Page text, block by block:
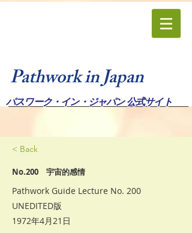
Pathwork in Japan
パスワーク・イン・ジャパン 公式サイト
< Back
No.200 宇宙的感情
Pathwork Guide Lecture No. 200
UNEDITED版
1972年4月21日